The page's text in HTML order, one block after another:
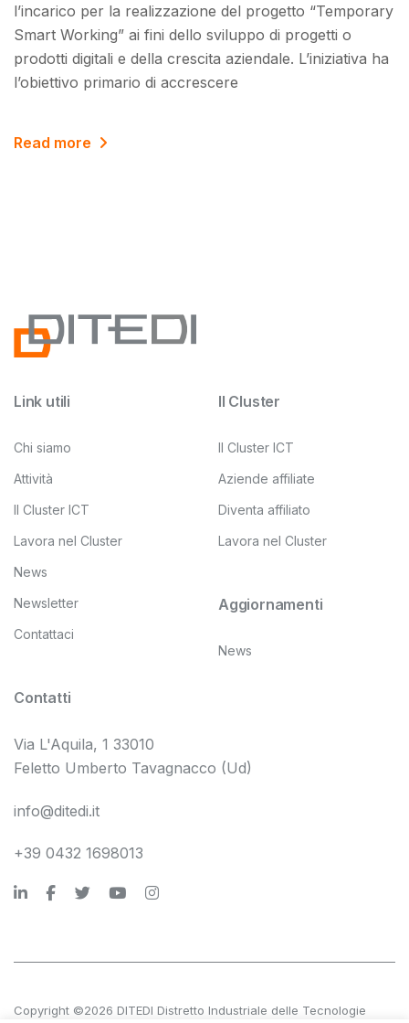
l’incarico per la realizzazione del progetto “Temporary
Smart Working” ai fini dello sviluppo di progetti o
prodotti digitali e della crescita aziendale. L’iniziativa ha
l’obiettivo primario di accrescere
Read more
Link utili
Chi siamo
Attività
Il Cluster ICT
Lavora nel Cluster
News
Newsletter
Contattaci
Il Cluster
Il Cluster ICT
Aziende affiliate
Diventa affiliato
Lavora nel Cluster
Aggiornamenti
News
Contatti
Via L'Aquila, 1 33010
Feletto Umberto Tavagnacco (Ud)
info@ditedi.it
+39 0432 1698013
Copyright ©2026 DITEDI Distretto Industriale delle Tecnologie